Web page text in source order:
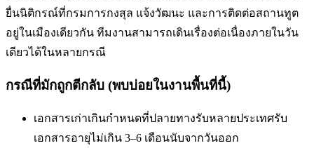
ยื่นนิติกรณ์ที่กรมการกงสุล แจ้งวัฒนะ และการติดต่อสถานทูต
อยู่ในเมืองเดียวกัน ทีมงานสามารถเดินเรื่องต่อเนื่องภายในวัน
เดียวได้ในหลายกรณี
กรณีที่มักถูกตีกลับ (พบบ่อยในงานพื้นที่นี้)
เอกสารเก่าเกินกำหนดที่ปลายทางรับหลายประเทศรับ
เอกสารอายุไม่เกิน 3–6 เดือนนับจากวันออก